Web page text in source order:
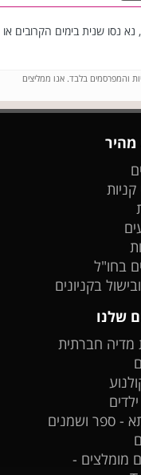
נסו שנית בימים הקרובים או
והמפרסמים בלבד. אנו ממליצים
מהיר
קניות
בחו"ל
בקניונים
שלנו
מדיה חברתית
- ספר ושמנים
מומלצים -